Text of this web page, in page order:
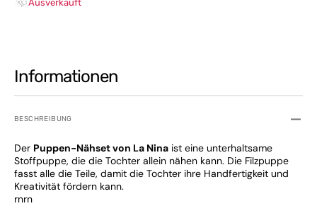
Informationen
BESCHREIBUNG
Der Puppen-Nähset von La Nina ist eine unterhaltsame
Stoffpuppe, die die Tochter allein nähen kann. Die Filzpuppe
fasst alle die Teile, damit die Tochter ihre Handfertigkeit und
Kreativität fördern kann.
rnrn
Ausverkauft